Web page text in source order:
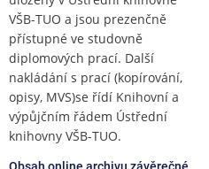
VŠB-TUO a jsou prezenčně
přístupné ve studovně
diplomových prací. Další
nakládání s prací (kopírování,
opisy, MVS)se řídí Knihovní a
výpůjčním řádem Ústřední
knihovny VŠB-TUO.
Obsah online archivu závěrečné